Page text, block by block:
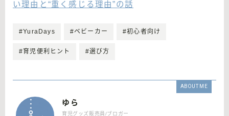
い理由と“重く感じる理由”の話
#YuraDays #ベビーカー #初心者向け
#育児便利ヒント #選び方
ABOUT ME
ゆら
育児グッズ販売員/ブロガー